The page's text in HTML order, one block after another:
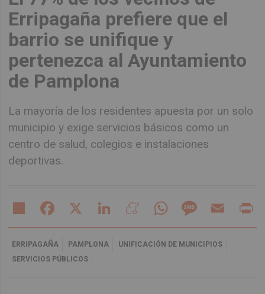
Erripagaña prefiere que el
barrio se unifique y
pertenezca al Ayuntamiento
de Pamplona
La mayoría de los residentes apuesta por un solo
municipio y exige servicios básicos como un
centro de salud, colegios e instalaciones
deportivas.
Share Facebook LinkedIn MeneameWhatsAppMessageEmail
ERRIPAGAÑA PAMPLONA
UNIFICACIÓN DE MUNICIPIOS
SERVICIOS PÚBLICOS